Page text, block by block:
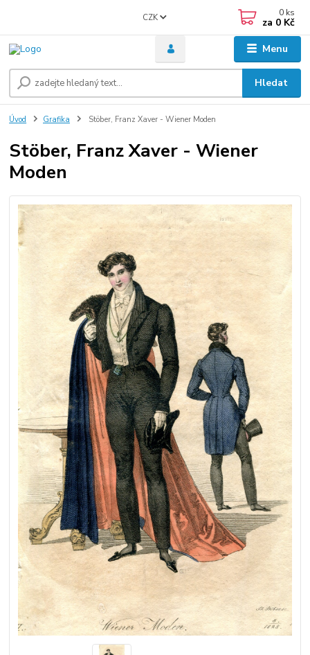
Menu
CZK
Hledat
0 ks
za 0 Kč
Úvod Grafika Stöber, Franz Xaver - Wiener Moden
Stöber, Franz Xaver - Wiener
Moden